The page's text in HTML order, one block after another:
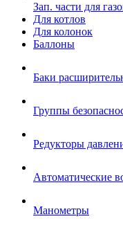
Зап. части для
Для котлов
Для колонок
Баллоны
Баки
Группы
Редукторы
Автоматические
Манометры